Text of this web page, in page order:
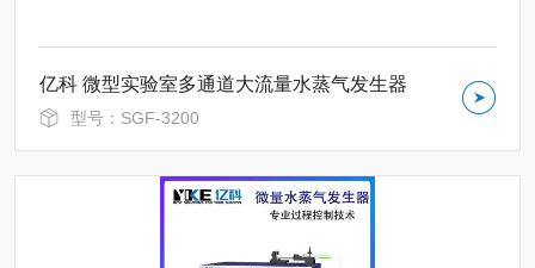
亿科 微型实验室多通道大流量水蒸气发生器
型号：SGF-3200